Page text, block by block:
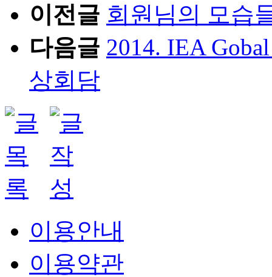
이전글 회원님의 모습
다음글 2014. IEA
상회담
이용안내
이용약관